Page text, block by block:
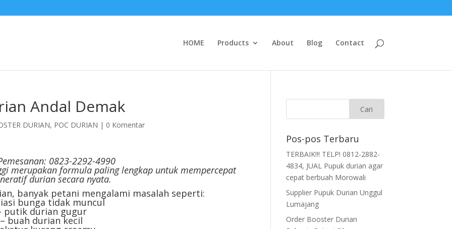
HOME Products About Blog Contact
Andal Demak
DURIAN, POC DURIAN | 0 Komentar
0823-2292-4990
merupakan formula paling lengkap untuk mempercepat
durian secara nyata.
banyak petani mengalami masalah seperti:
bunga tidak muncul
putik durian gugur
– buah durian kecil
Pos-pos Terbaru
TERBAIK!!! TELP! 0812-2882-
4834, JUAL Pupuk durian agar
cepat berbuah Morowali
Supplier Pupuk Durian Unggul
Lumajang
Order Booster Durian